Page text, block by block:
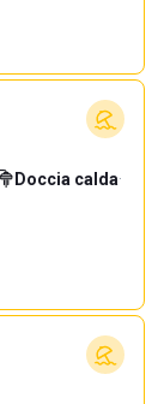
Doccia calda·